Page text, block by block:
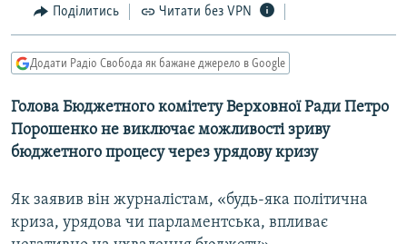
СПОРТ
УКРАЇНА
ТИ ЯК?
СХЕМИ
МУЛЬТИМЕДІА
ФОТО
Поділитись Читати без VPN
Додати Радіо Свобода як бажане джерело в Google
Голова Бюджетного комітету Верховної Ради Петро
Порошенко не виключає можливості зриву
бюджетного процесу через урядову кризу
Як заявив він журналістам, «будь-яка політична
криза, урядова чи парламентська, впливає